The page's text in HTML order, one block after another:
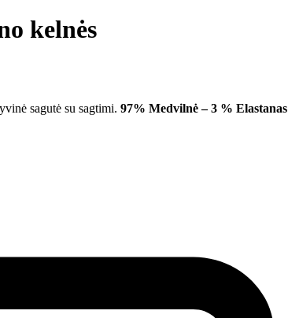
kelnės
sagutė su sagtimi. 97% Medvilnė – 3 % Elastanas